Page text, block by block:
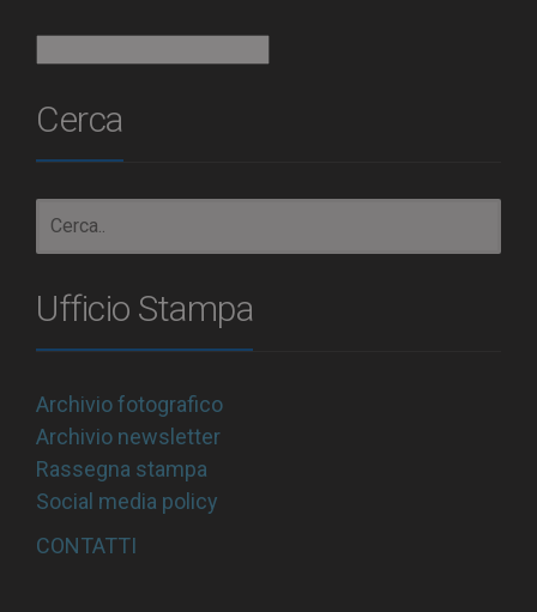
Cerca
Ufficio Stampa
Archivio fotografico
Archivio newsletter
Rassegna stampa
Social media policy
CONTATTI